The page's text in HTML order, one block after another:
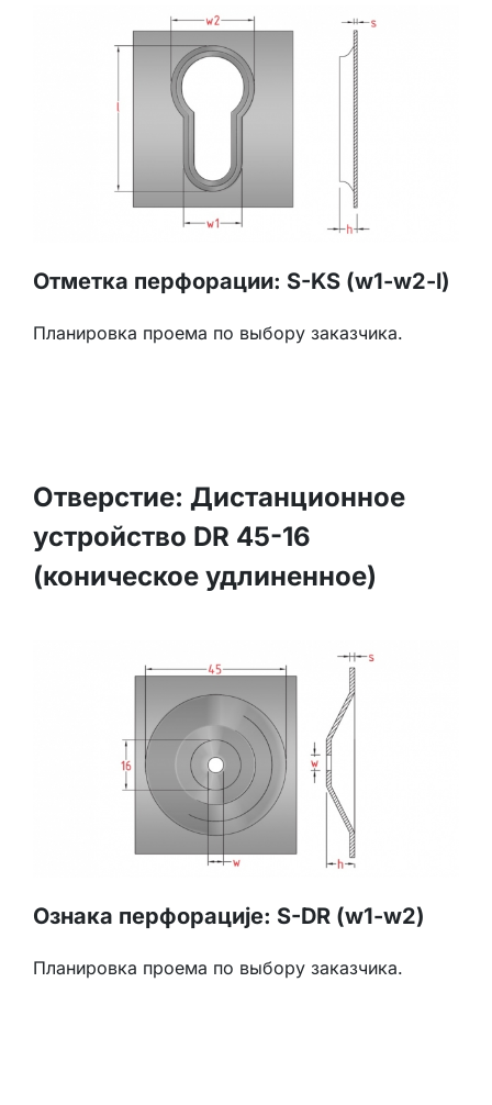
Отметка перфорации: S-KS (w1-w2-l)
Планировка проема по выбору заказчика.
Отверстие: Дистанционное
устройство DR 45-16
(коническое удлиненное)
Ознака перфорације: S-DR (w1-w2)
Планировка проема по выбору заказчика.